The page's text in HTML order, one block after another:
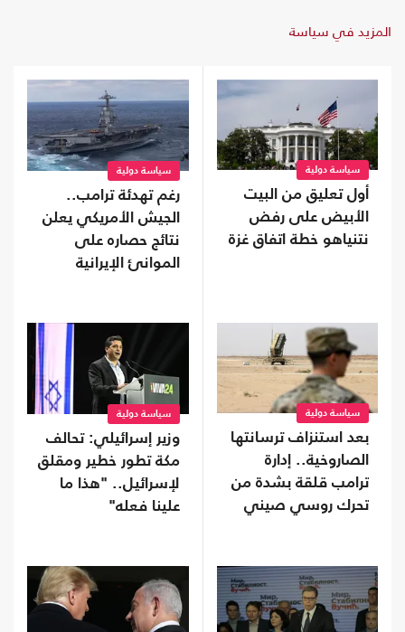
المزيد في سياسة
سياسة دولية
أول تعليق من البيت
الأبيض على رفض
نتنياهو خطة اتفاق غزة
سياسة دولية
رغم تهدئة ترامب..
الجيش الأمريكي يعلن
نتائج حصاره على
الموانئ الإيرانية
سياسة دولية
بعد استنزاف ترسانتها
الصاروخية.. إدارة
ترامب قلقة بشدة من
تحرك روسي صيني
سياسة دولية
وزير إسرائيلي: تحالف
مكة تطور خطير ومقلق
لإسرائيل.. "هذا ما
علينا فعله"